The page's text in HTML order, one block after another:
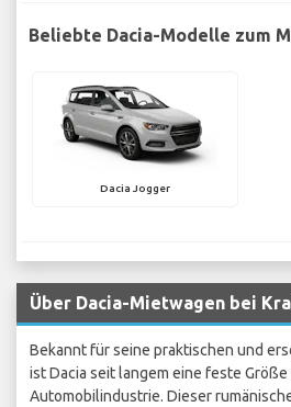
Beliebte Dacia-Modelle zum
Dacia Jogger
Über Dacia-Mietwagen bei
Bekannt für seine praktischen und
ist Dacia seit langem eine feste Größe
Automobilindustrie. Dieser